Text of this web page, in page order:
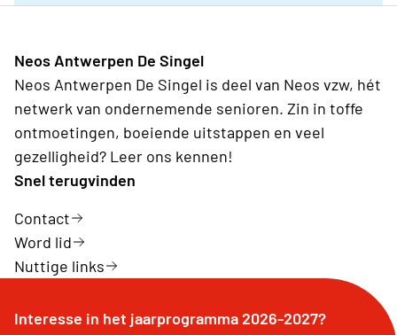
Neos Antwerpen De Singel
Neos Antwerpen De Singel is deel van Neos vzw, hét
netwerk van ondernemende senioren. Zin in toffe
ontmoetingen, boeiende uitstappen en veel
gezelligheid? Leer ons kennen!
Snel terugvinden
Contact
Word lid
Nuttige links
Interesse in het jaarprogramma 2026-2027?